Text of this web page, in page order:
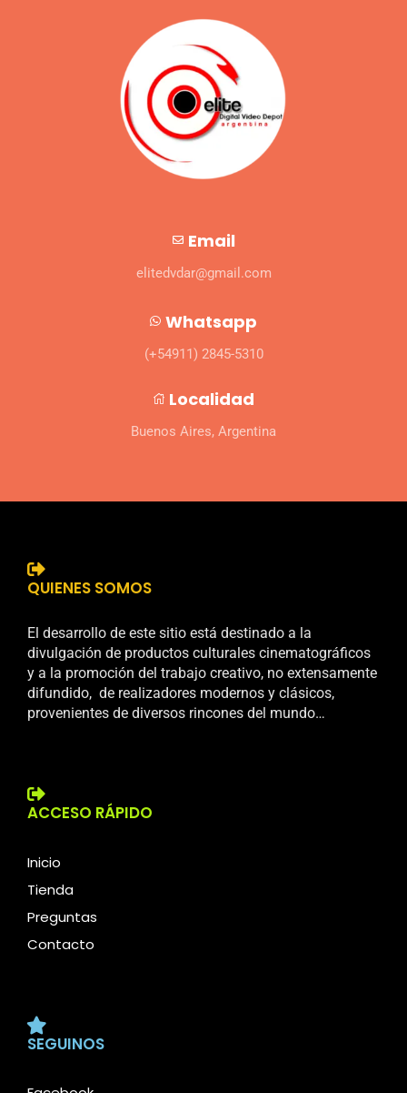
Email
elitedvdar@gmail.com
Whatsapp
(+54911) 2845-5310
Localidad
Buenos Aires, Argentina
QUIENES SOMOS
El desarrollo de este sitio está destinado a la
divulgación de productos culturales cinematográficos
y a la promoción del trabajo creativo, no extensamente
difundido, de realizadores modernos y clásicos,
provenientes de diversos rincones del mundo…
ACCESO RÁPIDO
Inicio
Tienda
Preguntas
Contacto
SEGUINOS